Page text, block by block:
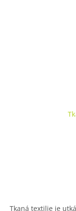
Tkaná textilie je